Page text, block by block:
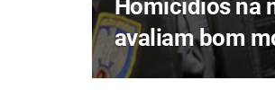
Homicídios na
avaliam bom